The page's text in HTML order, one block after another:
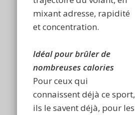
mixant adresse, rapidité
et concentration.
Idéal pour brûler de
nombreuses calories
Pour ceux qui
connaissent déjà ce sport,
ils le savent déjà, pour les